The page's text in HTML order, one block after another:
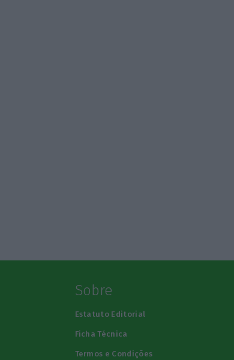
Sobre
Estatuto Editorial
Ficha Técnica
Termos e Condições